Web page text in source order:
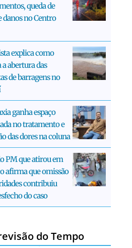
queda de
danos no Centro
explica como
abertura das
de barragens no
ganha espaço
no tratamento e
das dores na coluna
PM que atirou em
afirma que omissão
contribuiu
do caso
do Tempo